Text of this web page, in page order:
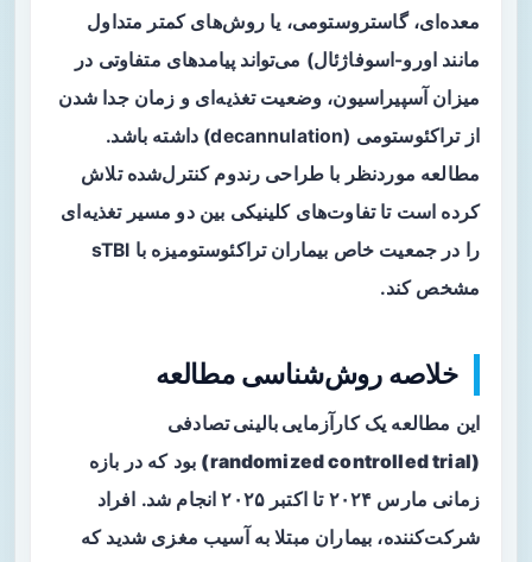
معده‌ای، گاستروستومی، یا روش‌های کمتر متداول
مانند اورو-اسوفاژئال) می‌تواند پیامدهای متفاوتی در
میزان آسپیراسیون، وضعیت تغذیه‌ای و زمان جدا شدن
از تراکئوستومی (decannulation) داشته باشد.
مطالعه موردنظر با طراحی رندوم کنترل‌شده تلاش
کرده است تا تفاوت‌های کلینیکی بین دو مسیر تغذیه‌ای
را در جمعیت خاص بیماران تراکئوستومیزه با sTBI
مشخص کند.
خلاصه روش‌شناسی مطالعه
این مطالعه یککارآزمایی بالینی تصادفی
(randomized controlled trial)
بود که در بازه
زمانی مارس ۲۰۲۴ تا اکتبر ۲۰۲۵ انجام شد. افراد
شرکت‌کننده، بیماران مبتلا به آسیب مغزی شدید که